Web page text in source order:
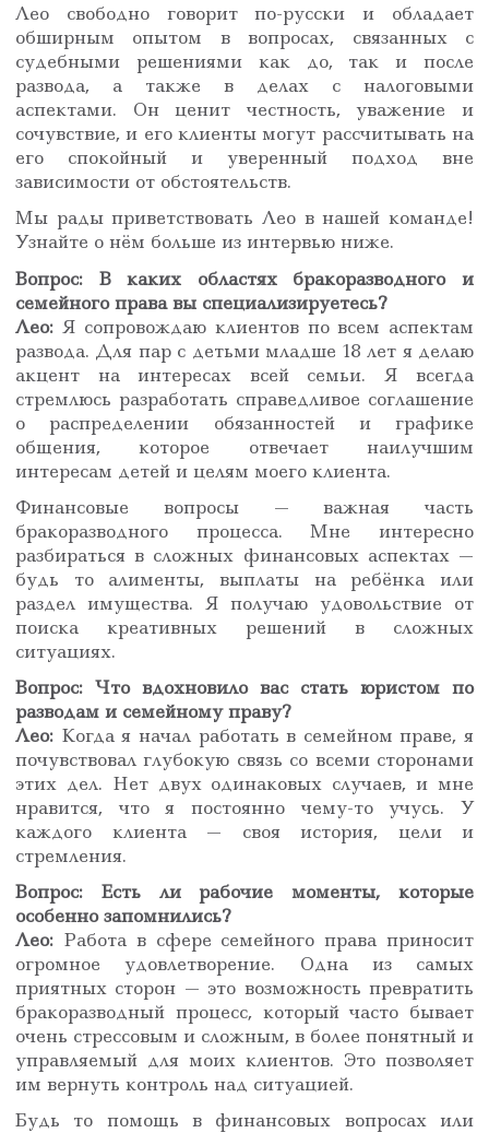
Лео свободно говорит по-русски и обладает
обширным опытом в вопросах, связанных с
судебными решениями как до, так и после
развода, а также в делах с налоговыми
аспектами. Он ценит честность, уважение и
сочувствие, и его клиенты могут рассчитывать на
его спокойный и уверенный подход вне
зависимости от обстоятельств.
Мы рады приветствовать Лео в нашей команде!
Узнайте о нём больше из интервью ниже.
Вопрос: В каких областях бракоразводного и
семейного права вы специализируетесь?
Лео: Я сопровождаю клиентов по всем аспектам
развода. Для пар с детьми младше 18 лет я делаю
акцент на интересах всей семьи. Я всегда
стремлюсь разработать справедливое соглашение
о распределении обязанностей и графике
общения, которое отвечает наилучшим
интересам детей и целям моего клиента.
Финансовые вопросы — важная часть
бракоразводного процесса. Мне интересно
разбираться в сложных финансовых аспектах —
будь то алименты, выплаты на ребёнка или
раздел имущества. Я получаю удовольствие от
поиска креативных решений в сложных
ситуациях.
Вопрос: Что вдохновило вас стать юристом по
разводам и семейному праву?
Лео: Когда я начал работать в семейном праве, я
почувствовал глубокую связь со всеми сторонами
этих дел. Нет двух одинаковых случаев, и мне
нравится, что я постоянно чему-то учусь. У
каждого клиента — своя история, цели и
стремления.
Вопрос: Есть ли рабочие моменты, которые
особенно запомнились?
Лео: Работа в сфере семейного права приносит
огромное удовлетворение. Одна из самых
приятных сторон — это возможность превратить
бракоразводный процесс, который часто бывает
очень стрессовым и сложным, в более понятный и
управляемый для моих клиентов. Это позволяет
им вернуть контроль над ситуацией.
Будь то помощь в финансовых вопросах или